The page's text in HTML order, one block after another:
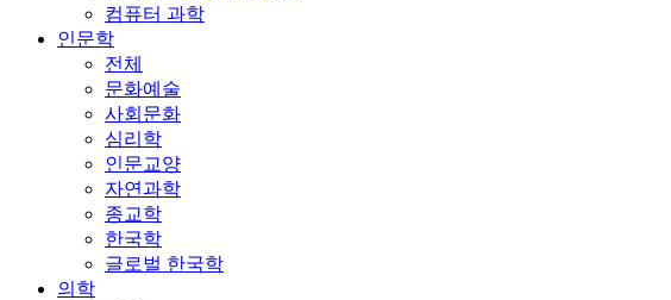
컴퓨터 과학
인문학
전체
문화예술
사회문화
심리학
인문교양
자연과학
종교학
한국학
글로벌 한국학
의학